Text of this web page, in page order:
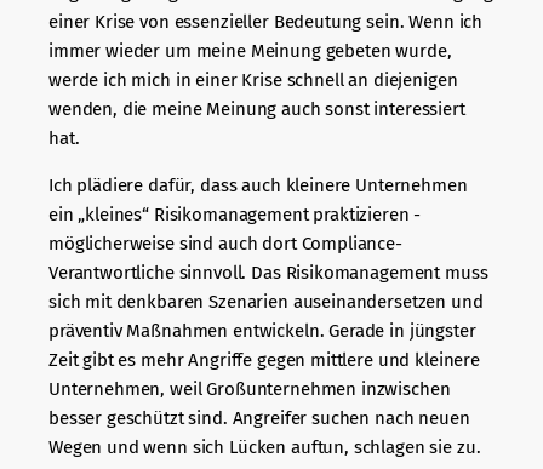
einer Krise von essenzieller Bedeutung sein. Wenn ich
immer wieder um meine Meinung gebeten wurde,
werde ich mich in einer Krise schnell an diejenigen
wenden, die meine Meinung auch sonst interessiert
hat.
Ich plädiere dafür, dass auch kleinere Unternehmen
ein „kleines“ Risikomanagement praktizieren -
möglicherweise sind auch dort Compliance-
Verantwortliche sinnvoll. Das Risikomanagement muss
sich mit denkbaren Szenarien auseinandersetzen und
präventiv Maßnahmen entwickeln. Gerade in jüngster
Zeit gibt es mehr Angriffe gegen mittlere und kleinere
Unternehmen, weil Großunternehmen inzwischen
besser geschützt sind. Angreifer suchen nach neuen
Wegen und wenn sich Lücken auftun, schlagen sie zu.